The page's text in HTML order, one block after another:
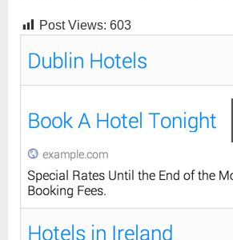
Post Views: 603